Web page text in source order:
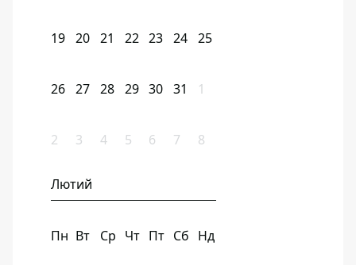
19 20 21 22 23 24 25
26 27 28 29 30 31 1
2 3 4 5 6 7 8
Лютий
Пн Вт Ср Чт Пт Сб Нд